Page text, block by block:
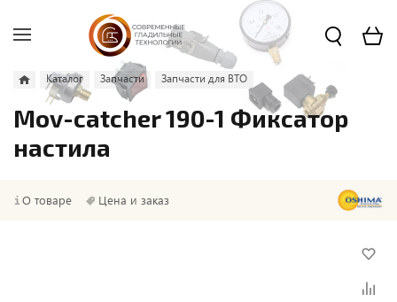
Каталог Запчасти Запчасти для ВТО
Mov-catcher 190-1 Фиксатор
настила
О товаре Цена и заказ